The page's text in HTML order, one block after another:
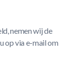
nemen wij de
op via e-mail om